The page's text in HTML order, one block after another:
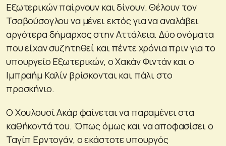
Εξωτερικών παίρνουν και δίνουν. Θέλουν τον
Τσαβούσογλου να μένει εκτός για να αναλάβει
αργότερα δήμαρχος στην Αττάλεια. Δύο ονόματα
που είχαν συζητηθεί και πέντε χρόνια πριν για το
υπουργείο Εξωτερικών, ο Χακάν Φιντάν και ο
Ιμπραήμ Καλίν βρίσκονται και πάλι στο
προσκήνιο.
Ο Χουλουσί Ακάρ φαίνεται να παραμένει στα
καθήκοντά του. Όπως όμως και να αποφασίσει ο
Ταγίπ Ερντογάν, ο εκάστοτε υπουργός